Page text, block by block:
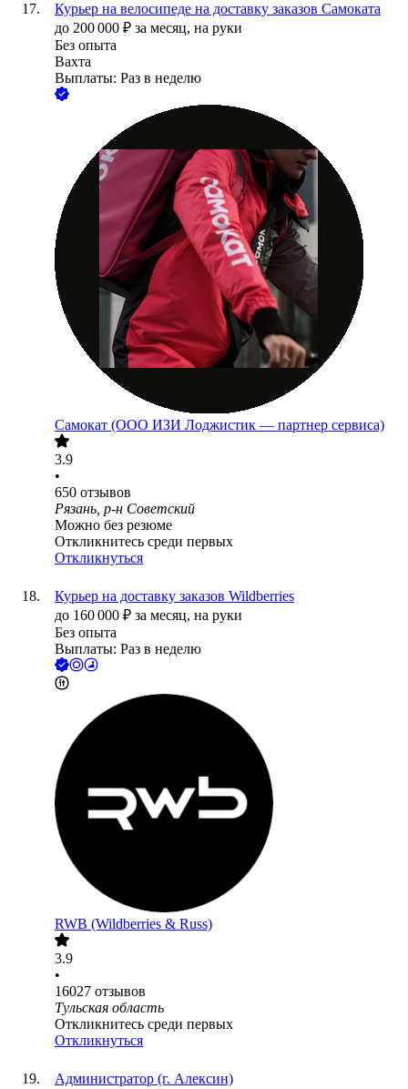
Курьер на велосипеде на доставку заказов Самоката
до 200 000 ₽ за месяц, на руки
Без опыта
Вахта
Выплаты: Раз в неделю
Самокат (ООО ИЗИ Лоджистик — партнер сервиса)
3.9
•
650 отзывов
Рязань, р-н Советский
Можно без резюме
Откликнитесь среди первых
Откликнуться
Курьер на доставку заказов Wildberries
до 160 000 ₽ за месяц, на руки
Без опыта
Выплаты: Раз в неделю
RWB (Wildberries & Russ)
3.9
•
16027 отзывов
Тульская область
Откликнитесь среди первых
Откликнуться
Администратор (г. Алексин)